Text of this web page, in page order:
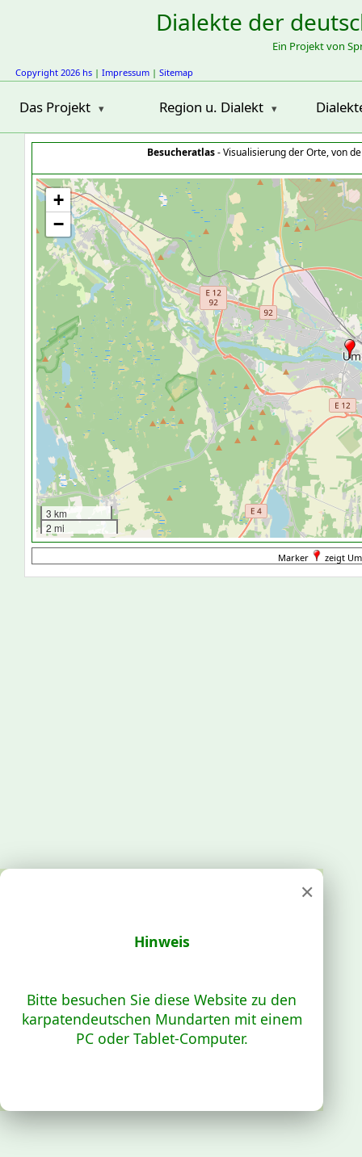
Dialekte der
Ein Projekt von
Copyright 2026 hs | Impressum | Sitemap
Das Projekt Region u. Dialekt
Besucheratlas- Visualisierung der Orte, von
+
−
3 km
2 mi
Marker zeigt
×
Hinweis
Bitte besuchen Sie diese Website zu den
karpatendeutschen Mundarten mit einem
PC oder Tablet-Computer.